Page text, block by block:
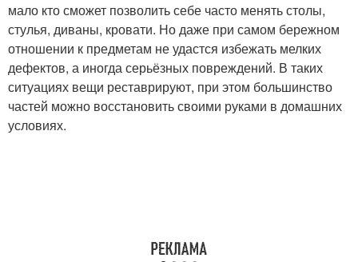
мало кто сможет позволить себе часто менять столы,
стулья, диваны, кровати. Но даже при самом бережном
отношении к предметам не удастся избежать мелких
дефектов, а иногда серьёзных повреждений. В таких
ситуациях вещи реставрируют, при этом большинство
частей можно восстановить своими руками в домашних
условиях.